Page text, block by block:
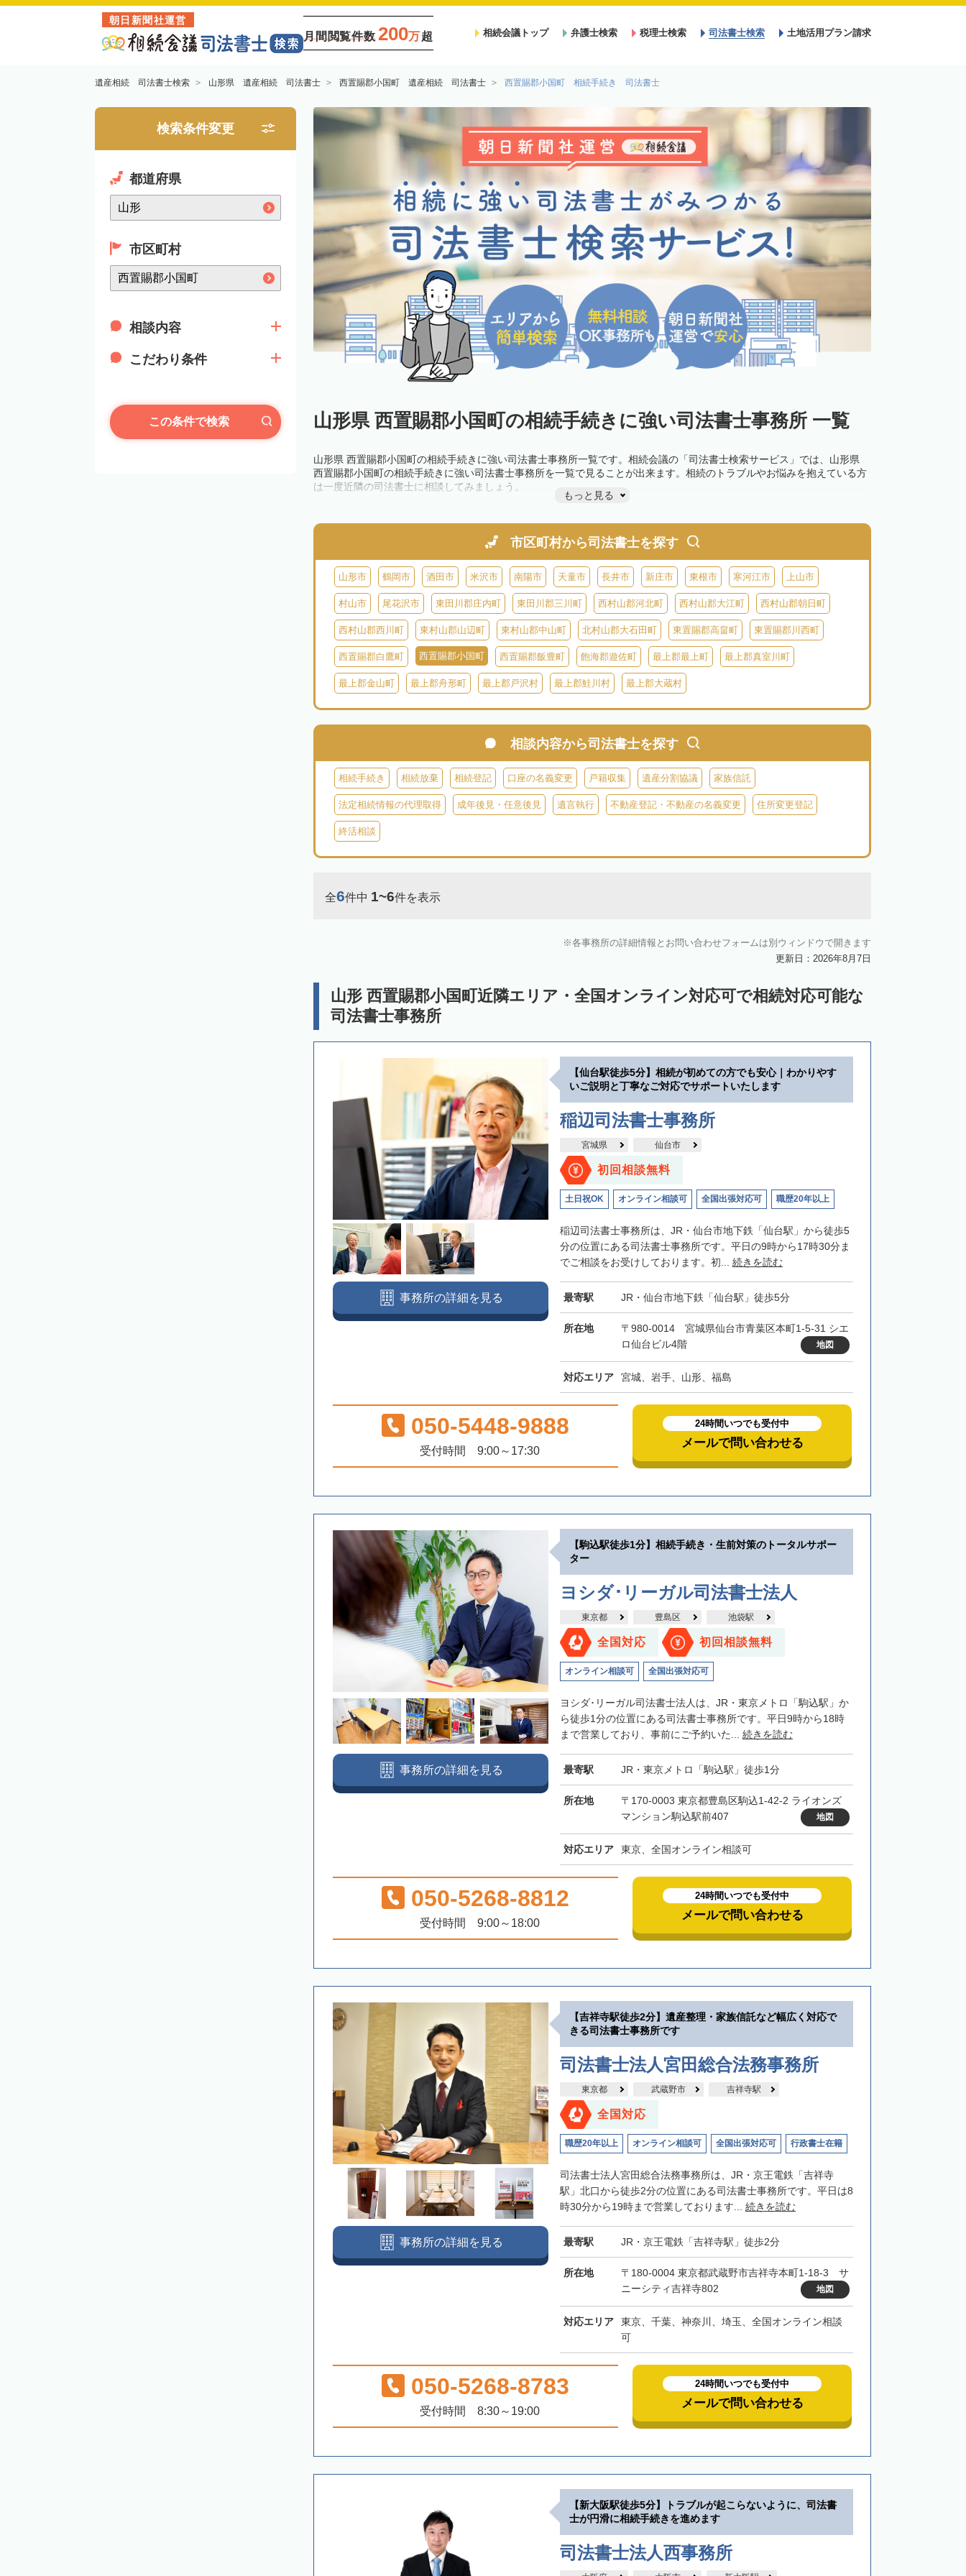
朝日新聞社運営
月間閲覧件数 200万超 相続会議トップ 弁護士検索 税理士検索 司法書士検索 土地活用プラン請求
遺産相続 司法書士検索 山形県 遺産相続 司法書士 西置賜郡小国町 遺産相続 司法書士 西置賜郡小国町 相続手続き 司法書士
検索条件変更
都道府県
市区町村
相談内容
こだわり条件
この条件で検索 山形県 西置賜郡小国町の相続手続きに強い司法書士事務所 一覧
山形県 西置賜郡小国町の相続手続きに強い司法書士事務所一覧です。相続会議の「司法書士検索サービス」では、山形県
西置賜郡小国町の相続手続きに強い司法書士事務所を一覧で見ることが出来ます。相続のトラブルやお悩みを抱えている方
は一度近隣の司法書士に相談してみましょう。
もっと見る
市区町村から司法書士を探す
山形市 鶴岡市 酒田市 米沢市 南陽市 天童市 長井市 新庄市 東根市 寒河江市 上山市
村山市 尾花沢市 東田川郡庄内町 東田川郡三川町 西村山郡河北町 西村山郡大江町 西村山郡朝日町
西村山郡西川町 東村山郡山辺町 東村山郡中山町 北村山郡大石田町 東置賜郡高畠町 東置賜郡川西町
西置賜郡白鷹町 西置賜郡小国町 西置賜郡飯豊町 飽海郡遊佐町 最上郡最上町 最上郡真室川町
最上郡金山町 最上郡舟形町 最上郡戸沢村 最上郡鮭川村 最上郡大蔵村
相談内容から司法書士を探す
相続手続き 相続放棄 相続登記 口座の名義変更 戸籍収集 遺産分割協議 家族信託
法定相続情報の代理取得 成年後見・任意後見 遺言執行 不動産登記・不動産の名義変更 住所変更登記
終活相談
全6件中 1~6件を表示
各事務所の詳細情報とお問い合わせフォームは別ウィンドウで開きます
更新日：2026年8月7日
山形 西置賜郡小国町近隣エリア・全国オンライン対応可で相続対応可能な
司法書士事務所
【仙台駅徒歩5分】相続が初めての方でも安心｜わかりやす
いご説明と丁寧なご対応でサポートいたします
稲辺司法書士事務所
宮城県 仙台市
初回相談無料
土日祝OK オンライン相談可 全国出張対応可 職歴20年以上
稲辺司法書士事務所は、JR・仙台市地下鉄「仙台駅」から徒歩5
分の位置にある司法書士事務所です。平日の9時から17時30分ま
でご相談をお受けしております。初... 続きを読む
最寄駅 JR・仙台市地下鉄「仙台駅」徒歩5分
所在地
〒980-0014 宮城県仙台市青葉区本町1-5-31 シエ
ロ仙台ビル4階
地図
対応エリア 宮城、岩手、山形、福島
事務所の詳細を見る
050-5448-9888
受付時間 9:00～17:30
24時間いつでも受付中
メールで問い合わせる
【駒込駅徒歩1分】相続手続き・生前対策のトータルサポー
ター
ヨシダ･リーガル司法書士法人
東京都 豊島区 池袋駅
全国対応 初回相談無料
オンライン相談可 全国出張対応可
ヨシダ･リーガル司法書士法人は、JR・東京メトロ「駒込駅」か
ら徒歩1分の位置にある司法書士事務所です。平日9時から18時
まで営業しており、事前にご予約いた... 続きを読む
最寄駅 JR・東京メトロ「駒込駅」徒歩1分
所在地
〒170-0003 東京都豊島区駒込1-42-2 ライオンズ
マンション駒込駅前407
地図
対応エリア 東京、全国オンライン相談可
事務所の詳細を見る
050-5268-8812
受付時間 9:00～18:00
24時間いつでも受付中
メールで問い合わせる
【吉祥寺駅徒歩2分】遺産整理・家族信託など幅広く対応で
きる司法書士事務所です
司法書士法人宮田総合法務事務所
東京都 武蔵野市 吉祥寺駅
全国対応
職歴20年以上 オンライン相談可 全国出張対応可 行政書士在籍
司法書士法人宮田総合法務事務所は、JR・京王電鉄「吉祥寺
駅」北口から徒歩2分の位置にある司法書士事務所です。平日は8
時30分から19時まで営業しております... 続きを読む
最寄駅 JR・京王電鉄「吉祥寺駅」徒歩2分
所在地
〒180-0004 東京都武蔵野市吉祥寺本町1-18-3 サ
ニーシティ吉祥寺802
地図
対応エリア
東京、千葉、神奈川、埼玉、全国オンライン相談
可
事務所の詳細を見る
050-5268-8783
受付時間 8:30～19:00
24時間いつでも受付中
メールで問い合わせる
【新大阪駅徒歩5分】トラブルが起こらないように、司法書
士が円滑に相続手続きを進めます
司法書士法人西事務所